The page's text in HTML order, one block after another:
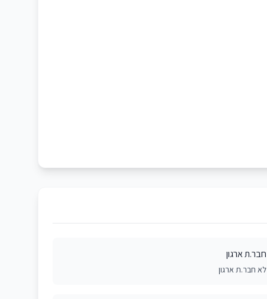
חבר.ת ארגון
לא חבר.ת ארגון